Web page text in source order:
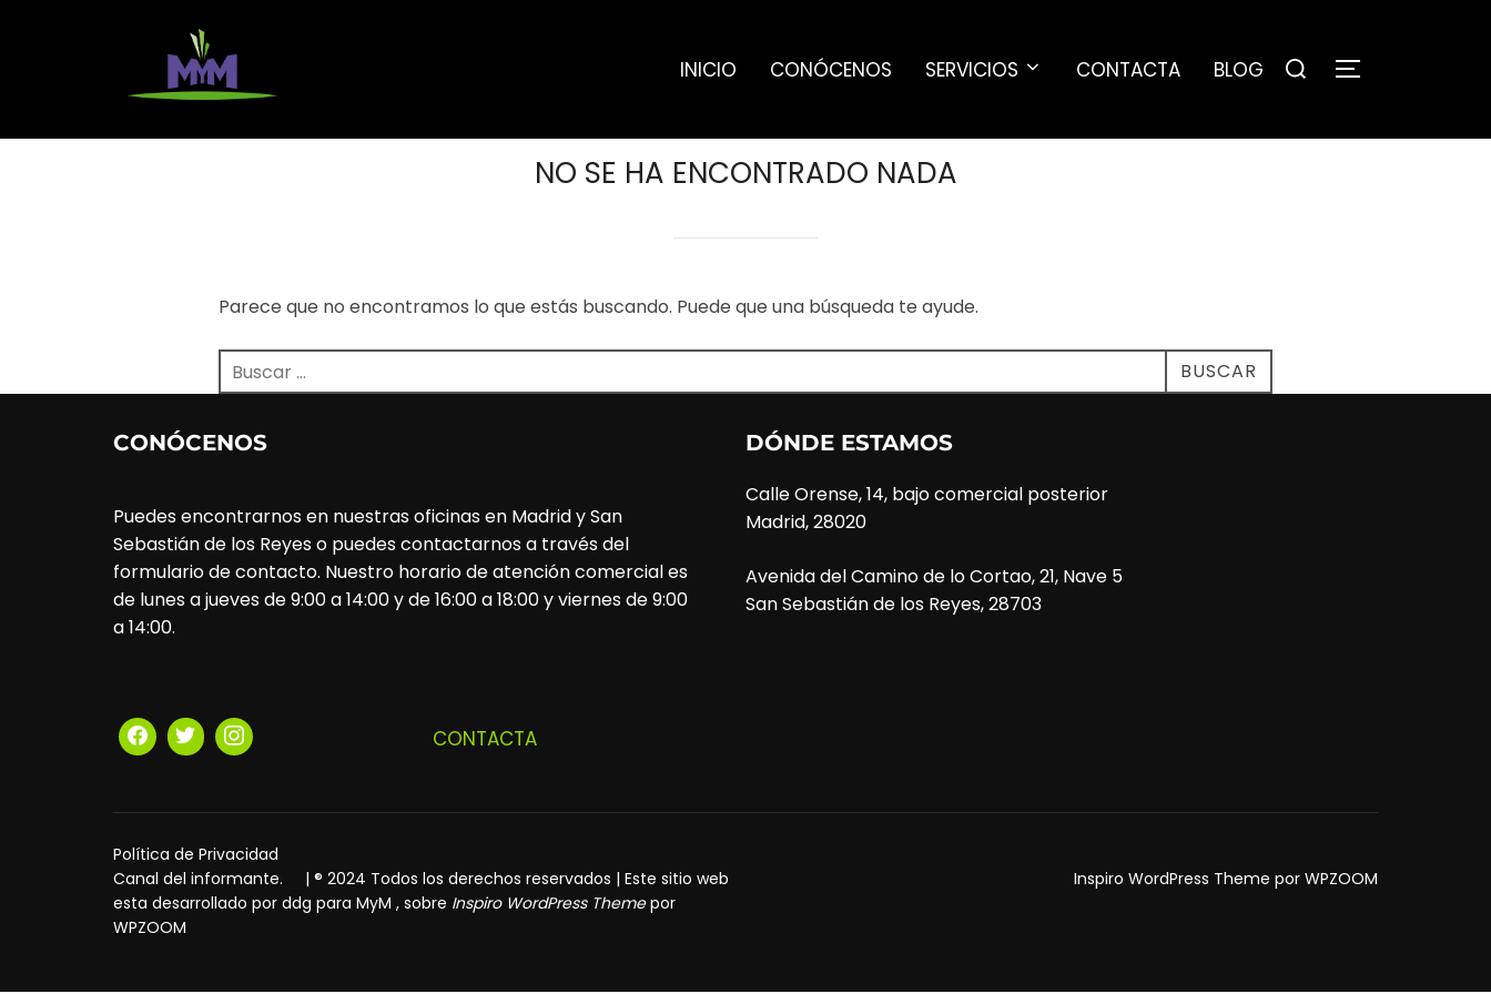
INICIO CONÓCENOS SERVICIOS CONTACTA BLOG
NO SE HA ENCONTRADO NADA
Parece que no encontramos lo que estás buscando. Puede que una búsqueda te ayude.
BUSCAR
CONÓCENOS
Puedes encontrarnos en nuestras oficinas en Madrid y San
Sebastián de los Reyes o puedes contactarnos a través del
formulario de contacto. Nuestro horario de atención comercial es
de lunes a jueves de 9:00 a 14:00 y de 16:00 a 18:00 y viernes de 9:00
a 14:00.
CONTACTA
DÓNDE ESTAMOS
Calle Orense, 14, bajo comercial posterior
Madrid, 28020
Avenida del Camino de lo Cortao, 21, Nave 5
San Sebastián de los Reyes, 28703
Política de Privacidad
Canal del informante.
| ® 2024 Todos los derechos reservados | Este sitio web
esta desarrollado por ddg para MyM , sobre Inspiro WordPress Themepor
WPZOOM
Inspiro WordPress Theme por WPZOOM